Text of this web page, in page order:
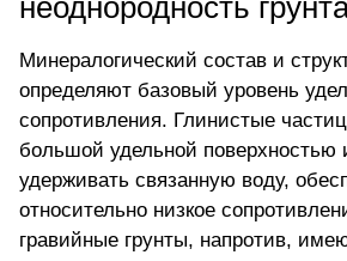
неоднородность
Минералогический состав и
определяют базовый уровень
сопротивления. Глинистые
большой удельной поверхностью
удерживать связанную воду,
относительно низкое
гравийные грунты, напротив,